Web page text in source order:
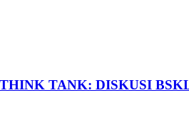
TANK: DISKUSI